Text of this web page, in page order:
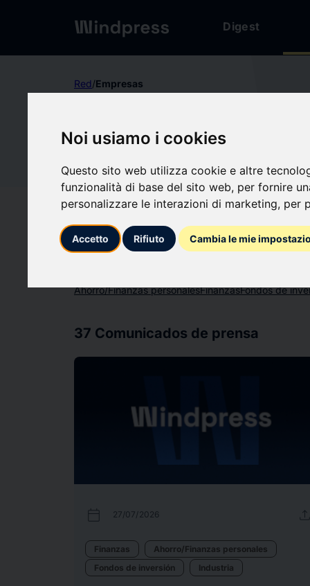
Noi usiamo i cookies
Questo sito web utilizza cookie e altre
funzionalità di base del sito web, per fornire
personalizzare le interazioni di marketing, per
Accetto Rifiuto Cambia le mie
Digest
Red/Empresas
PO
Seguir
Sobre qué escribimos
Ahorro/Finanzas personalesFinanzasFondos de
37 Comunicados de prensa
calendar_today 27/07/2026
Finanzas
Ahorro/Finanzas personales
Fondos de inversión
Industria